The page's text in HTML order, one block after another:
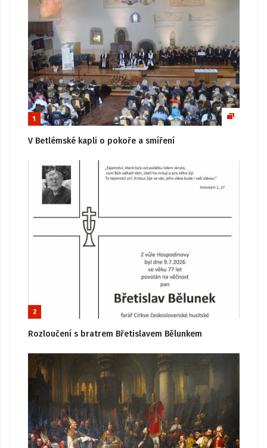
1
V Betlémské kapli o pokoře a smíření
2
Rozloučení s bratrem Břetislavem Bělunkem